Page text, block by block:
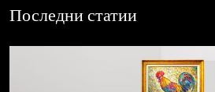
Последни статии